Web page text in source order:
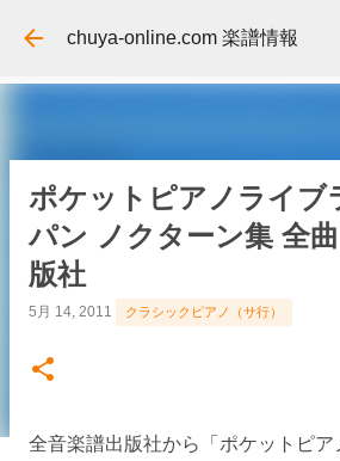
スキップしてメイン コンテ
chuya-online.com 楽譜情報
ポケットピアノライブ
パン ノクターン集 全
版社
5月 14, 2011 クラシックピアノ（サ行）
全音楽譜出版社から「ポケットピア